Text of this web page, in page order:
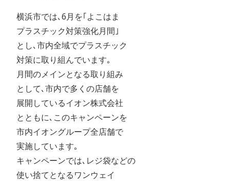
横浜市では､6月を｢よこはま
プラスチック対策強化月間｣
とし､市内全域でプラスチック
対策に取り組んでいます｡
月間のメインとなる取り組み
として､市内で多くの店舗を
展開しているイオン株式会社
とともに､このキャンペーンを
市内イオングループ全店舗で
実施しています｡
キャンペーンでは､レジ袋などの
使い捨てとなるワンウェイ